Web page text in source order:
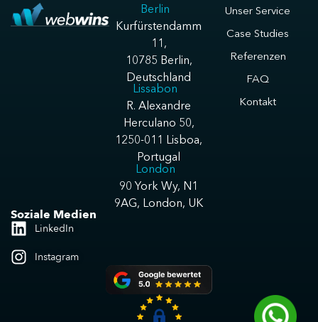
Berlin
Kurfürstendamm
11,
10785 Berlin,
Deutschland
Lissabon
R. Alexandre
Herculano 50,
1250-011 Lisboa,
Portugal
London
90 York Wy, N1
9AG, London, UK
Unser Service
Case Studies
Referenzen
FAQ
Kontakt
Soziale Medien
LinkedIn
Instagram